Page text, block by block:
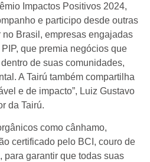
Impactos Positivos 2024,
e participo desde outras
Brasil, empresas engajadas
que premia negócios que
de suas comunidades,
A Tairú também compartilha
e de impacto”, Luiz Gustavo
da Tairú.
como cânhamo,
certificado pelo BCI, couro de
para garantir que todas suas